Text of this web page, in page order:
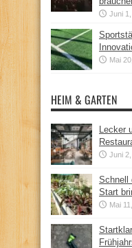
Juni
Mai
HEIM & GARTEN
Lecker
Juni
Schnell
Start
Mai